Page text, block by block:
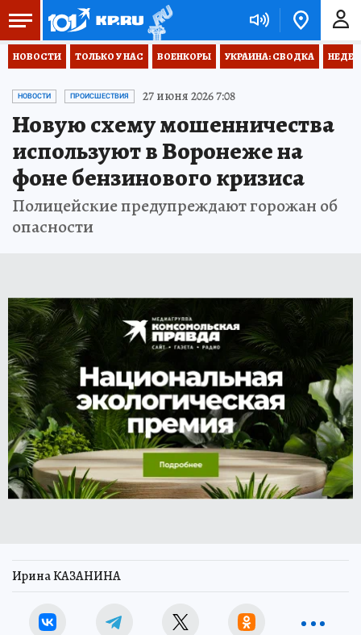
НОВОСТИ ТОЛЬКО У НАС ВОЕНКОРЫ УКРАИНА: СВОДКА
НОВОСТИ ПРОИСШЕСТВИЯ 27 июня 2026 7:08
Новую схему мошенничества
используют в Воронеже на
фоне бензинового кризиса
Полицейские предупреждают горожан об
опасности
Ирина КАЗАНИНА